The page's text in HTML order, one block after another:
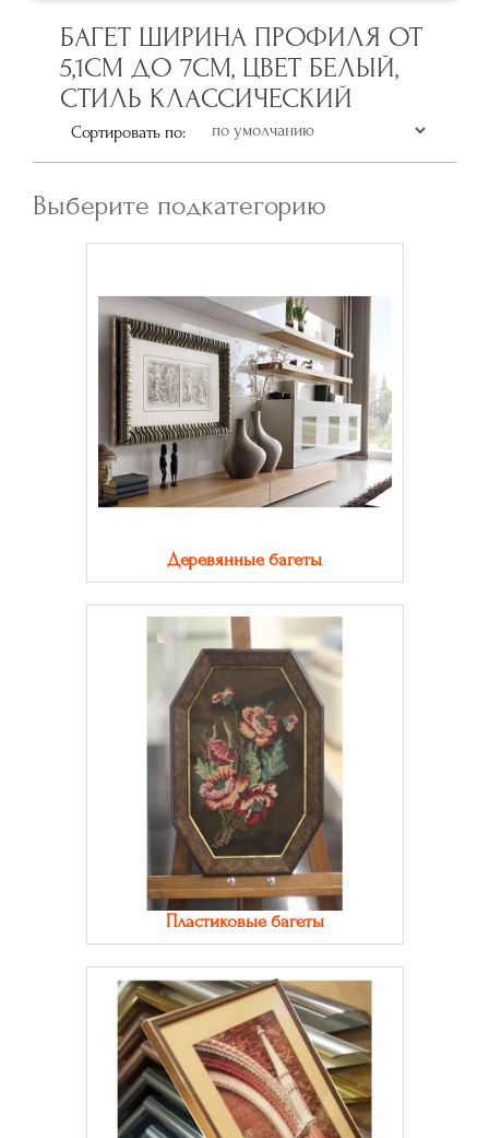
БАГЕТ ШИРИНА ПРОФИЛЯ ОТ
5,1СМ ДО 7СМ, ЦВЕТ БЕЛЫЙ,
СТИЛЬ КЛАССИЧЕСКИЙ
Сортировать по:
Выберите подкатегорию
Деревянные багеты
Пластиковые багеты